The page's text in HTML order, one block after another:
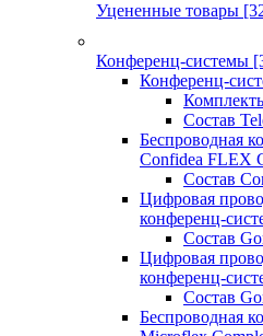
Уцененные товары
Конференц-системы
Конференц-
Состав
Беспроводная
Confidea FLEX
Состав
Цифровая
конференц-
Состав
Цифровая
конференц-
Состав
Беспроводная